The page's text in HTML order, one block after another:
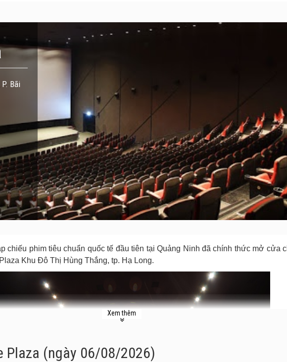
Bãi
chiếu phim tiêu chuẩn quốc tế đầu tiên tại Quảng Ninh đã chính thức mở cửa
Khu Đô Thị Hùng Thắng, tp. Hạ Long.
Xem thêm
Plaza (ngày 06/08/2026)